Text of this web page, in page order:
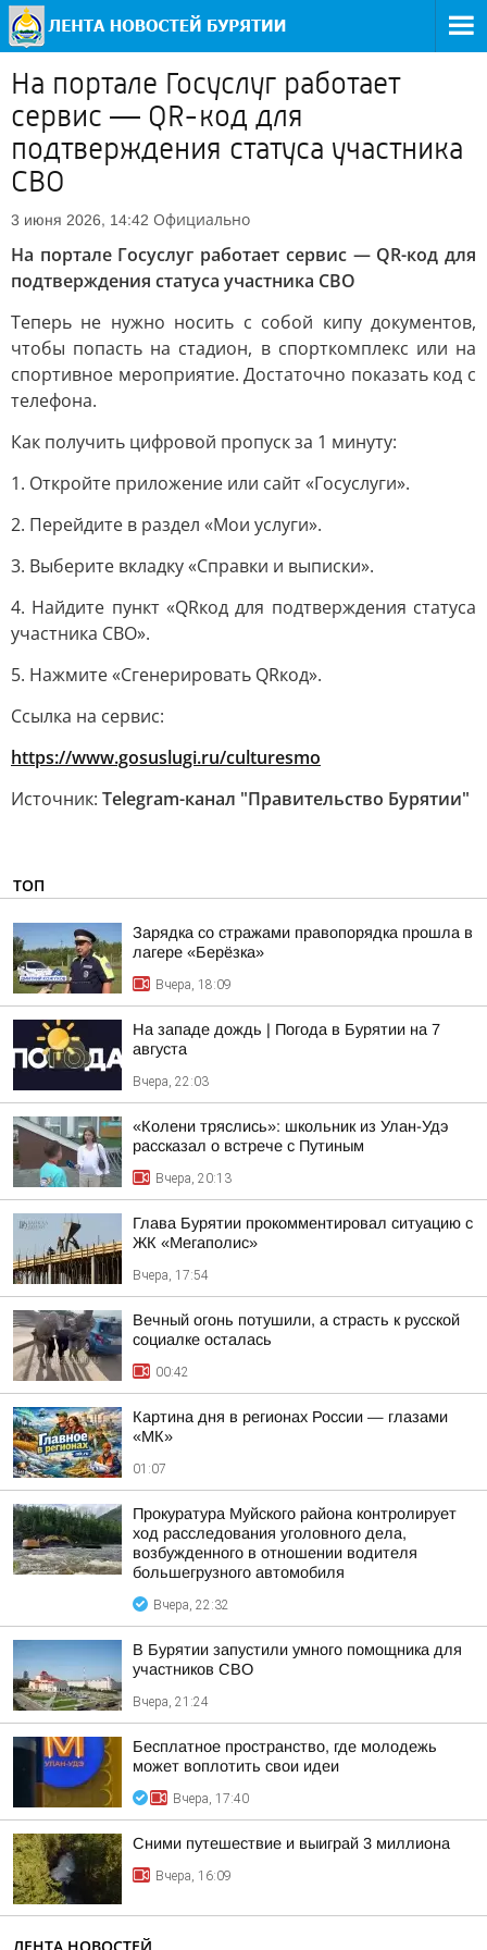
На портале Госуслуг работает
сервис — QR-код для
подтверждения статуса участника
СВО
3 июня 2026, 14:42 Официально
На портале Госуслуг работает сервис — QR-код для
подтверждения статуса участника СВО
Теперь не нужно носить с собой кипу документов,
чтобы попасть на стадион, в спорткомплекс или на
спортивное мероприятие. Достаточно показать код с
телефона.
Как получить цифровой пропуск за 1 минуту:
1. Откройте приложение или сайт «Госуслуги».
2. Перейдите в раздел «Мои услуги».
3. Выберите вкладку «Справки и выписки».
4. Найдите пункт «QRкод для подтверждения статуса
участника СВО».
5. Нажмите «Сгенерировать QRкод».
Ссылка на сервис:
https://www.gosuslugi.ru/culturesmo
Источник: Telegram-канал "Правительство Бурятии"
ТОП
Зарядка со стражами правопорядка прошла в
лагере «Берёзка»
Вчера, 18:09
На западе дождь | Погода в Бурятии на 7
августа
Вчера, 22:03
«Колени тряслись»: школьник из Улан-Удэ
рассказал о встрече с Путиным
Вчера, 20:13
Глава Бурятии прокомментировал ситуацию с
ЖК «Мегаполис»
Вчера, 17:54
Вечный огонь потушили, а страсть к русской
социалке осталась
00:42
Картина дня в регионах России — глазами
«МК»
01:07
Прокуратура Муйского района контролирует
ход расследования уголовного дела,
возбужденного в отношении водителя
большегрузного автомобиля
Вчера, 22:32
В Бурятии запустили умного помощника для
участников СВО
Вчера, 21:24
Бесплатное пространство, где молодежь
может воплотить свои идеи
Вчера, 17:40
Сними путешествие и выиграй 3 миллиона
Вчера, 16:09